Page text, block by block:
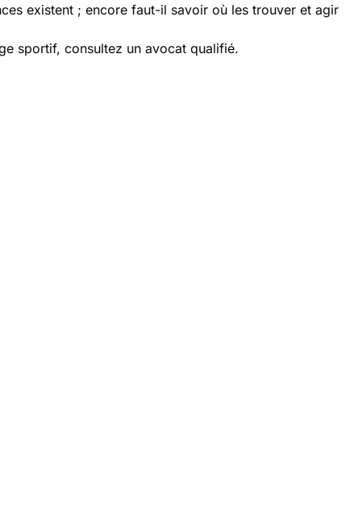
existent ; encore faut-il savoir où les trouver et agir
sportif, consultez un avocat qualifié.